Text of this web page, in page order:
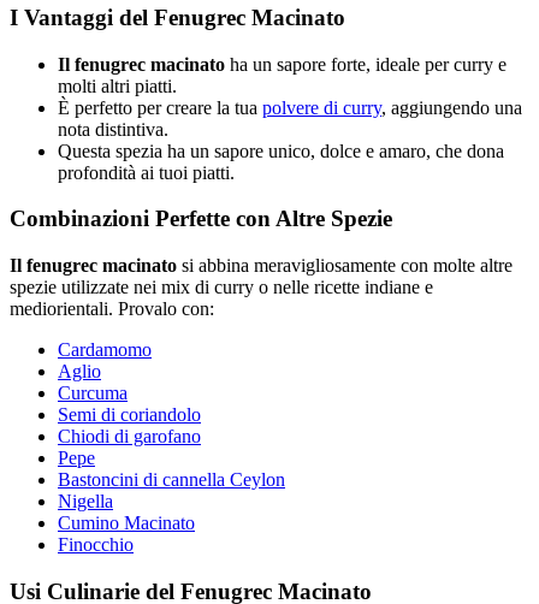
I Vantaggi del Fenugrec Macinato
Il fenugrec macinato ha un sapore forte, ideale per curry e
molti altri piatti.
È perfetto per creare la tua polvere di curry, aggiungendo una
nota distintiva.
Questa spezia ha un sapore unico, dolce e amaro, che dona
profondità ai tuoi piatti.
Combinazioni Perfette con Altre Spezie
Il fenugrec macinato si abbina meravigliosamente con molte altre
spezie utilizzate nei mix di curry o nelle ricette indiane e
mediorientali. Provalo con:
Cardamomo
Aglio
Curcuma
Semi di coriandolo
Chiodi di garofano
Pepe
Bastoncini di cannella Ceylon
Nigella
Cumino Macinato
Finocchio
Usi Culinarie del Fenugrec Macinato